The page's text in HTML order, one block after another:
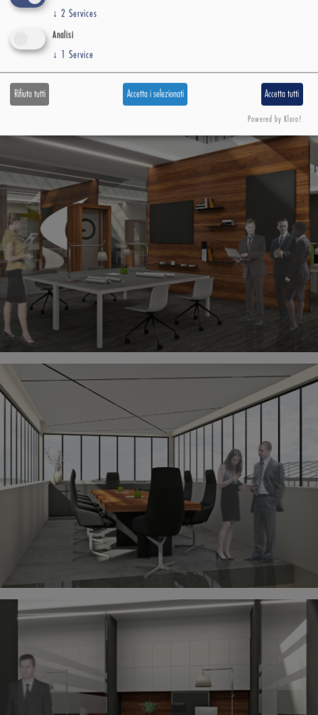
↓ 2 Services
Analisi
↓ Service
Rifiuta tutti Accetta i selezionati Accetta tutti
Powered by Klaro!